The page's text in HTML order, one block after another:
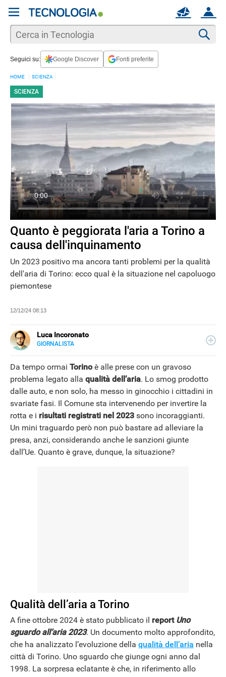
ACCOUNT
MAIL
NEWS
Seguici su: Google Discover Fonti preferite
HOME SCIENZA
SCIENZA
Quanto è peggiorata l'aria a Torino a
causa dell'inquinamento
Un 2023 positivo ma ancora tanti problemi per la qualità
dell'aria di Torino: ecco qual è la situazione nel capoluogo
piemontese
12/12/24 08:13
Luca Incoronato
GIORNALISTA
LINKEDIN
accumulato esperienze in TV, redazioni giornalistiche
fisiche e online, così come in TV, come autore, giornalista
e copywriter. Per Libero Tecnologia scrivo nella sezione
Scienza.
Da tempo ormai Torinoè alle prese con un gravoso
problema legato alla qualità dell’aria. Lo smog prodotto
dalle auto, e non solo, ha messo in ginocchio i cittadini in
svariate fasi. Il Comune sta intervenendo per invertire la
rotta e i risultati registrati nel 2023 sono incoraggianti.
Un mini traguardo però non può bastare ad alleviare la
presa, anzi, considerando anche le sanzioni giunte
dall’Ue. Quanto è grave, dunque, la situazione?
Qualità dell’aria a Torino
A fine ottobre 2024 è stato pubblicato il report Uno
sguardo all’aria 2023. Un documento molto approfondito,
che ha analizzato l’evoluzione della qualità dell’aria nella
città di Torino. Uno sguardo che giunge ogni anno dal
1998. La sorpresa eclatante è che, in riferimento allo